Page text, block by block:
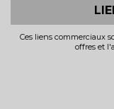
Ces liens commerciaux
offres et